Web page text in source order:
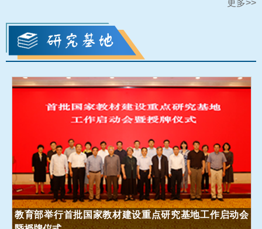
更多>>
教育部举行首批国家教材建设重点研究基地工作启动会